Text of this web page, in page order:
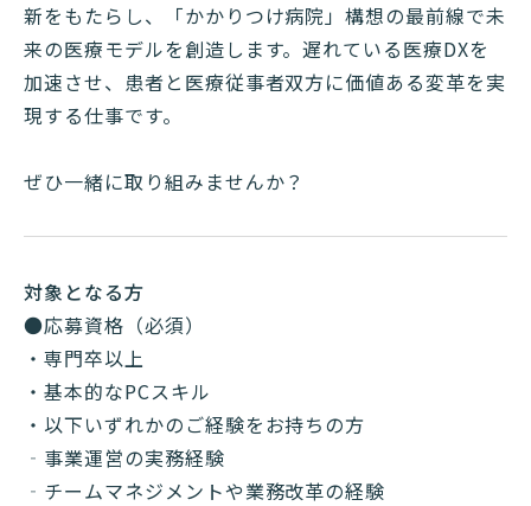
新をもたらし、「かかりつけ病院」構想の最前線で未
来の医療モデルを創造します。遅れている医療DXを
加速させ、患者と医療従事者双方に価値ある変革を実
現する仕事です。
ぜひ一緒に取り組みませんか？
対象となる方
●応募資格（必須）
・専門卒以上
・基本的なPCスキル
・以下いずれかのご経験をお持ちの方
‐事業運営の実務経験
‐チームマネジメントや業務改革の経験